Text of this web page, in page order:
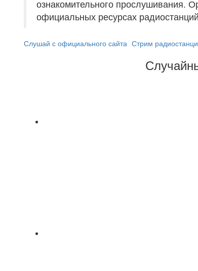
ознакомительного прослушивания.
официальных ресурсах
Слушай с официального сайта Стрим